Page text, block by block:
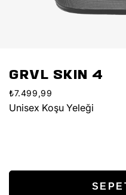
GRVL SKIN 4
₺7.499,99
Unisex Koşu Yeleği